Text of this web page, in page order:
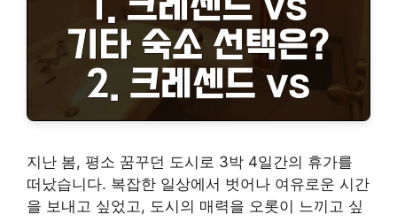
지난 봄, 평소 꿈꾸던 도시로 3박 4일간의 휴가를
떠났습니다. 복잡한 일상에서 벗어나 여유로운 시간
을 보내고 싶었고, 도시의 매력을 오롯이 느끼고 싶